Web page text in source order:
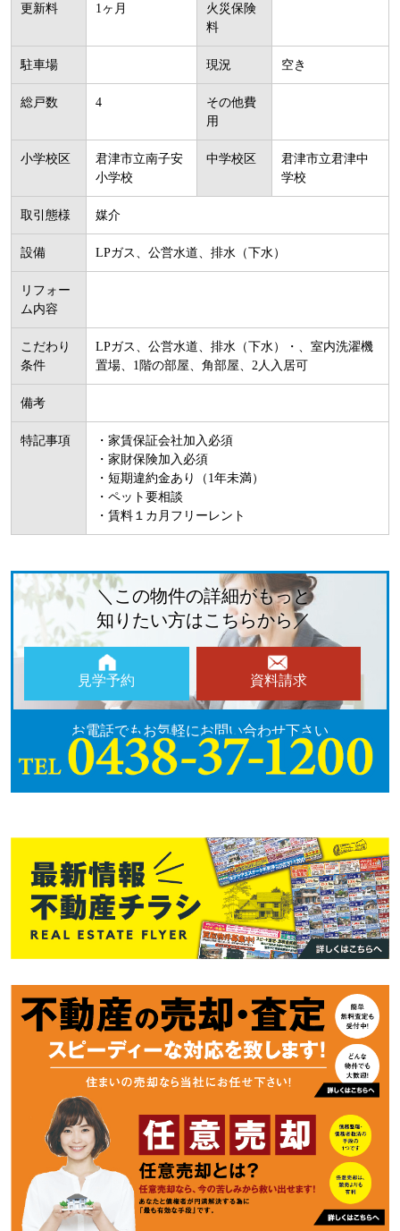
更新料 1ヶ月
火災保険
料
駐車場 現況 空き
総戸数 4
その他費
用
小学校区
君津市立南子安
小学校
中学校区
君津市立君津中
学校
取引態様 媒介
設備 LPガス、公営水道、排水（下水）
リフォー
ム内容
こだわり
条件
LPガス、公営水道、排水（下水）・、室内洗濯機
置場、1階の部屋、角部屋、2人入居可
備考
特記事項
・家賃保証会社加入必須
・家財保険加入必須
・短期違約金あり（1年未満）
・ペット要相談
・賃料１カ月フリーレント
＼この物件の詳細がもっと
知りたい方はこちらから／
見学予約 資料請求
お電話でもお気軽にお問い合わせ下さい